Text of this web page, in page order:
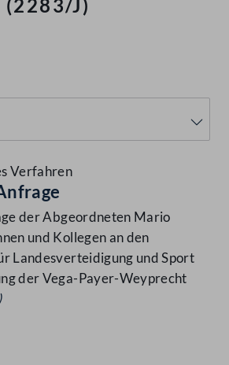
(2283/J)
Verfahren
der Abgeordneten Mario
und Kollegen an den
Landesverteidigung und Sport
der Vega-Payer-Weyprecht